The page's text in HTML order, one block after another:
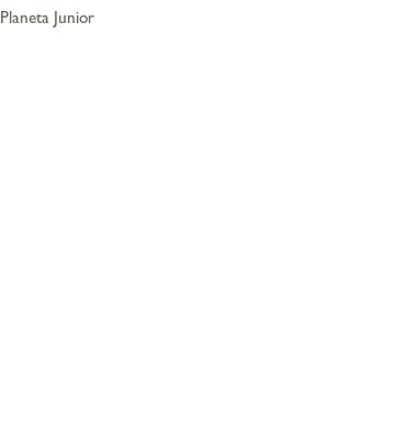
Planeta Junior